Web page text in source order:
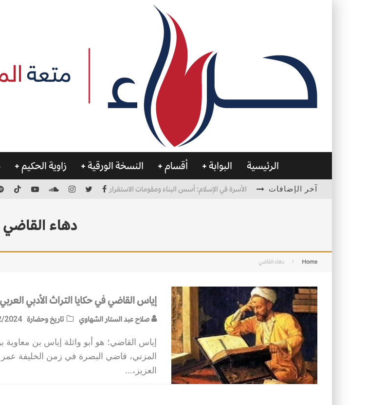
الرئيسية البوابة أقسام النسخة الورقية زاوية الحكيم
آخر الإضافات الأسرة في الإسلام: أسس البناء ومقومات الاستقرار
دهاء القاضي
Home دهاء القاضي
إياس القاضي في حكايا التراث الأدبي العربي
صلاح عبد الستار الشهاوي تاريخ وحضارة 2024
إياس القاضي؛ هو أبو واثلة إياس بن معاوية
المزني، قاضي البصرة في زمن الخليفة
العزيز، ...